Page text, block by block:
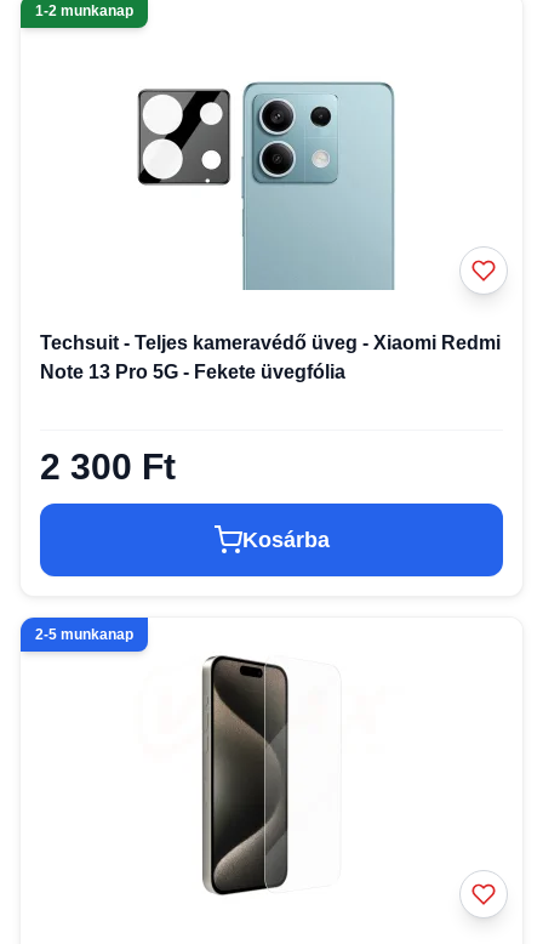
1-2 munkanap
Techsuit - Teljes kameravédő üveg - Xiaomi Redmi
Note 13 Pro 5G - Fekete üvegfólia
2 300 Ft
Kosárba
2-5 munkanap